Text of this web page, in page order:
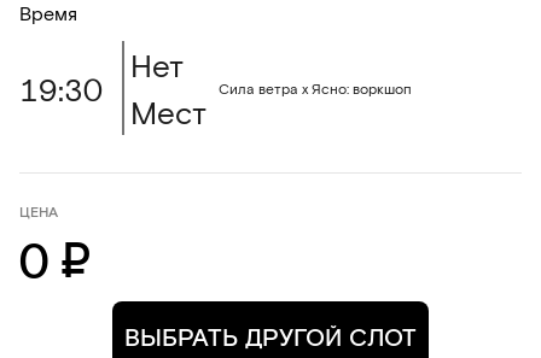
Время
19:30
Нет
Мест
Сила ветра х Ясно: воркшоп
ЦЕНА
0 ₽
ВЫБРАТЬ ДРУГОЙ СЛОТ